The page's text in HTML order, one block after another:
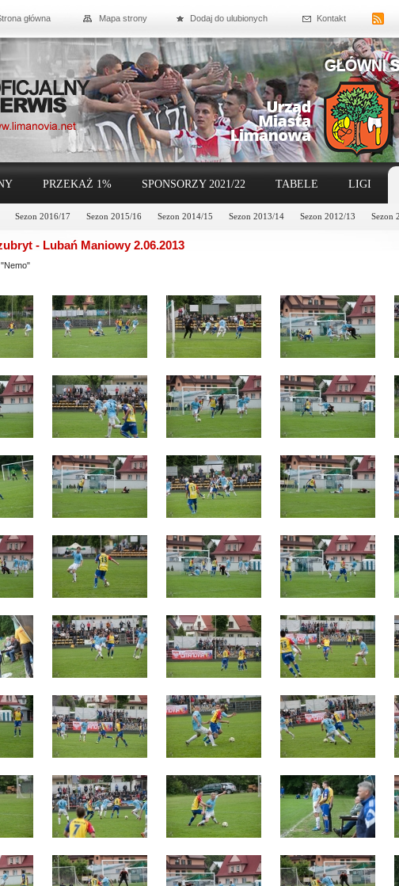
główna Mapa strony Dodaj do ulubionych Kontakt
PRZEKAŻ 1% SPONSORZY 2021/22 TABELE LIGI
Sezon 2016/17 Sezon 2015/16 Sezon 2014/15 Sezon 2013/14 Sezon 2012/13 Sezon
- Lubań Maniowy 2.06.2013